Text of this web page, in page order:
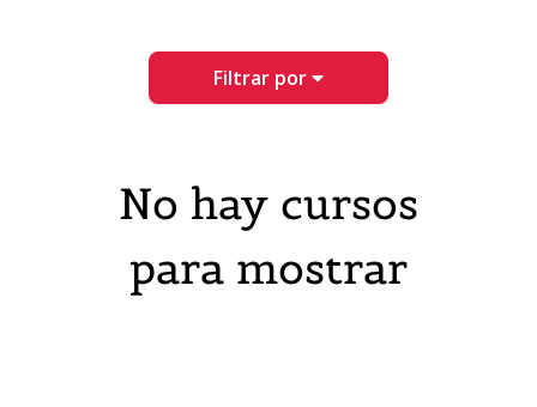
Filtrar por
No hay cursos
para mostrar